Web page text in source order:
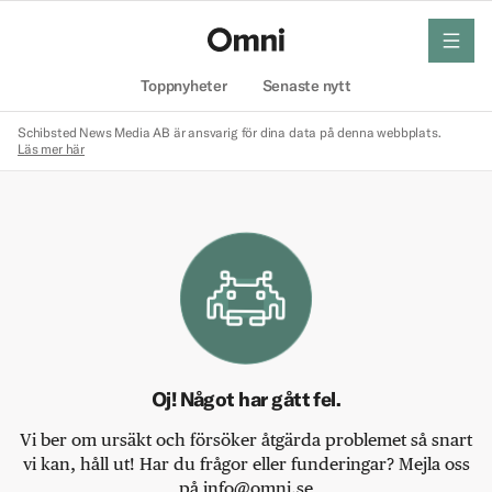
Toppnyheter Senaste nytt
meny
Schibsted News Media AB är ansvarig för dina data på denna webbplats.
Läs mer här
Oj! Något har gått fel.
Vi ber om ursäkt och försöker åtgärda problemet så snart
vi kan, håll ut! Har du frågor eller funderingar? Mejla oss